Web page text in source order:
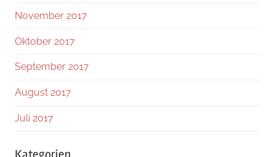
November 2017
Oktober 2017
September 2017
August 2017
Juli 2017